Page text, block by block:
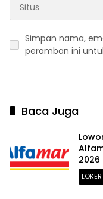
Simpan nama,
peramban ini
Baca Juga
2026